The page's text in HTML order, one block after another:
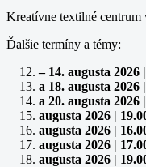
Kreatívne textilné centrum
Ďalšie termíny a témy:
– 14. augusta
a 18. augusta
a 20. augusta
augusta 2026 |
augusta 2026 |
augusta 2026 |
augusta 2026 |